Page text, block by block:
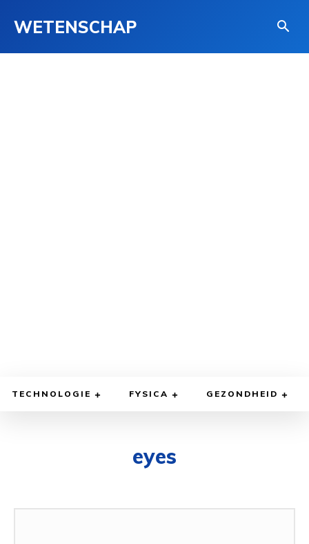
WETENSCHAP
TECHNOLOGIE FYSICA GEZONDHEID
eyes